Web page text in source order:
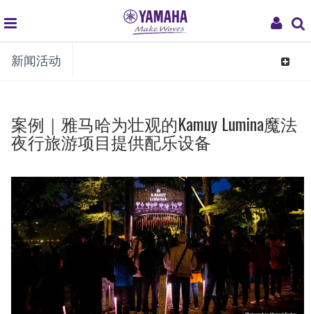
My
global
navigation
新闻活动
Toggle
案例｜雅马哈为壮观的Kamuy Lumina魔法
夜行旅游项目提供配乐设备